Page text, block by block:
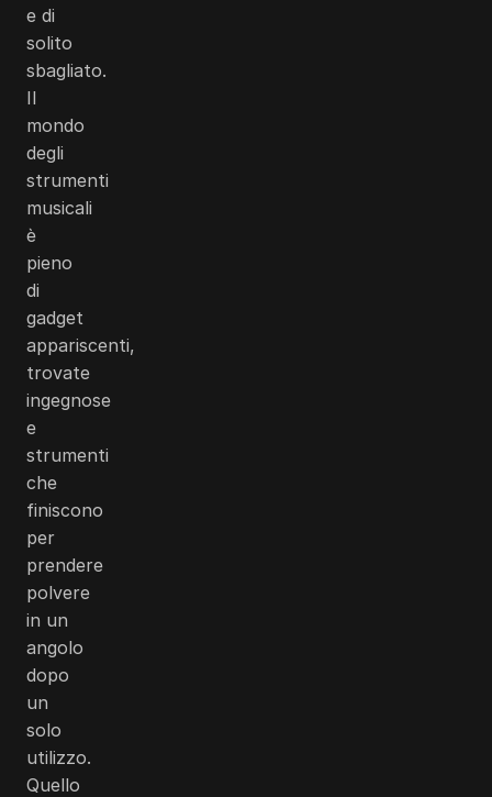
e di
solito
sbagliato.
Il
mondo
degli
strumenti
musicali
è
pieno
di
gadget
appariscenti,
trovate
ingegnose
e
strumenti
che
finiscono
per
prendere
polvere
in un
angolo
dopo
un
solo
utilizzo.
Quello